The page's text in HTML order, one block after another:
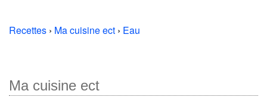
Recettes › Ma cuisine ect › Eau
Ma cuisine ect